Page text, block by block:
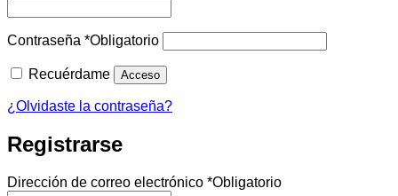
Contraseña *Obligatorio
Recuérdame Acceso
¿Olvidaste la contraseña?
Registrarse
Dirección de correo electrónico *Obligatorio